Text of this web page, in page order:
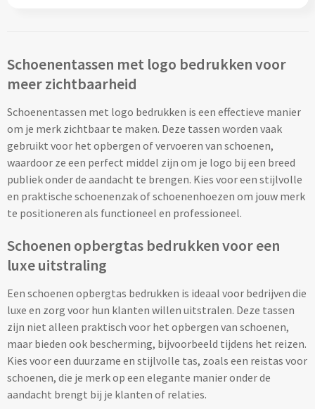
Custom made muismatten
Kantoor artikelen
Agenda's bedrukken
Bureau onderleggers bedrukken
Linialen bedrukken
Muismatten bedrukken
Papier- & Memohouders bedrukken
Pen etui's bedrukken
Pennenhouders bedrukken
Schoenentassen met logo bedrukken voor
meer zichtbaarheid
Schoenentassen met logo bedrukken is een effectieve manier
om je merk zichtbaar te maken. Deze tassen worden vaak
gebruikt voor het opbergen of vervoeren van schoenen,
waardoor ze een perfect middel zijn om je logo bij een breed
publiek onder de aandacht te brengen. Kies voor een stijlvolle
en praktische schoenenzak of schoenenhoezen om jouw merk
te positioneren als functioneel en professioneel.
Schoenen opbergtas bedrukken voor een
luxe uitstraling
Een schoenen opbergtas bedrukken is ideaal voor bedrijven die
luxe en zorg voor hun klanten willen uitstralen. Deze tassen
zijn niet alleen praktisch voor het opbergen van schoenen,
maar bieden ook bescherming, bijvoorbeeld tijdens het reizen.
Kies voor een duurzame en stijlvolle tas, zoals een reistas voor
schoenen, die je merk op een elegante manier onder de
aandacht brengt bij je klanten of relaties.